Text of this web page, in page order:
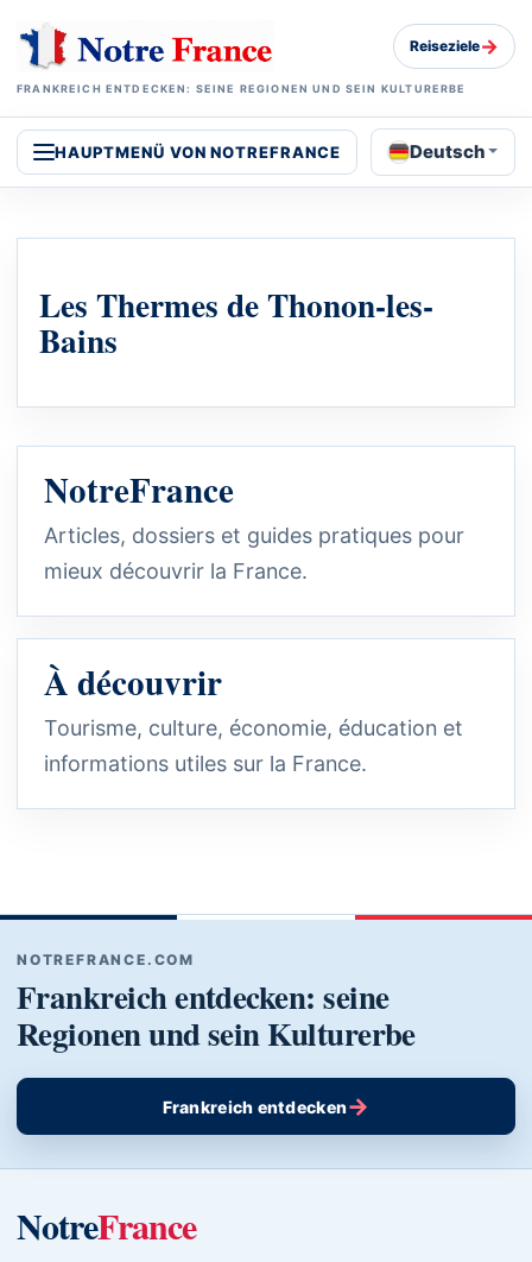
FRANKREICH ENTDECKEN: SEINE REGIONEN UND SEIN KULTURERBE
Reiseziele→
HAUPTMENÜ VON NOTREFRANCE Deutsch
Les Thermes de Thonon-les-
Bains
NotreFrance
Articles, dossiers et guides pratiques pour
mieux découvrir la France.
À découvrir
Tourisme, culture, économie, éducation et
informations utiles sur la France.
NOTREFRANCE.COM
Frankreich entdecken: seine
Regionen und sein Kulturerbe
Frankreich entdecken→
NotreFrance